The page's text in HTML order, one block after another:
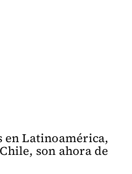
en Latinoamérica,
son ahora de